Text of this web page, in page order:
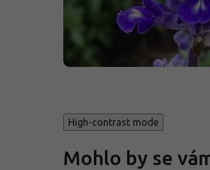
High-contrast mode
Mohlo by se